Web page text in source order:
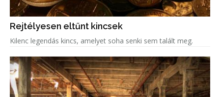
Rejtélyesen eltűnt kincsek
Kilenc legendás kincs, amelyet soha senki sem talált meg.